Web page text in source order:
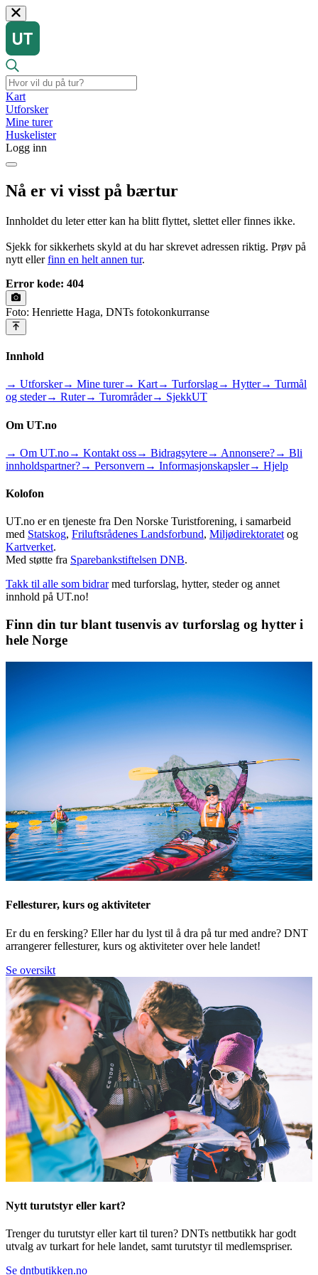
Kart
Utforsker
Mine turer
Huskelister
Logg inn
Nå er vi visst på bærtur
Innholdet du leter etter kan ha blitt flyttet, slettet eller finnes ikke.
Sjekk for sikkerhets skyld at du har skrevet adressen riktig. Prøv på
nytt eller finn en helt annen tur.
Error kode: 404
Foto: Henriette Haga, DNTs fotokonkurranse
Innhold
→ Utforsker→ Mine turer→ Kart→ Turforslag→ Hytter→ Turmål
og steder→ Ruter→ Turområder→ SjekkUT
Om UT.no
→ Om UT.no→ Kontakt oss→ Bidragsytere→ Annonsere?→ Bli
innholdspartner?→ Personvern → Informasjonskapsler→ Hjelp
Kolofon
UT.no er en tjeneste fra Den Norske Turistforening, i samarbeid
med Statskog, Friluftsrådenes Landsforbund, Miljødirektoratet og
Kartverket.
Med støtte fra Sparebankstiftelsen DNB.
Takk til alle som bidrar med turforslag, hytter, steder og annet
innhold på UT.no!
Finn din tur blant tusenvis av turforslag og hytter i
hele Norge
Fellesturer, kurs og aktiviteter
Er du en fersking? Eller har du lyst til å dra på tur med andre? DNT
arrangerer fellesturer, kurs og aktiviteter over hele landet!
Se oversikt
Nytt turutstyr eller kart?
Trenger du turutstyr eller kart til turen? DNTs nettbutikk har godt
utvalg av turkart for hele landet, samt turutstyr til medlemspriser.
Se dntbutikken.no